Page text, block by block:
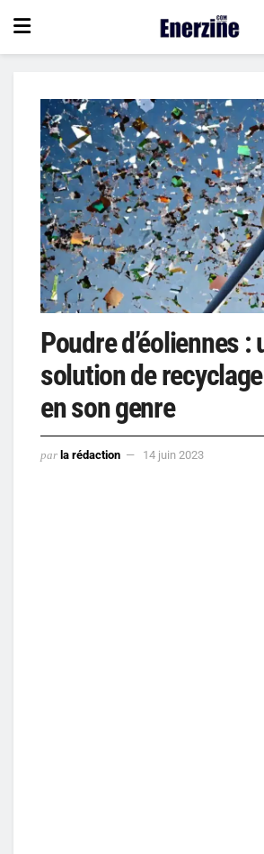
Poudre d’éoliennes :
solution de
en son genre
par la rédaction 14 juin 2023